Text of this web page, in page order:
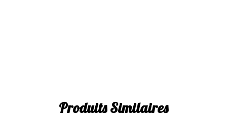
Produits Similaires